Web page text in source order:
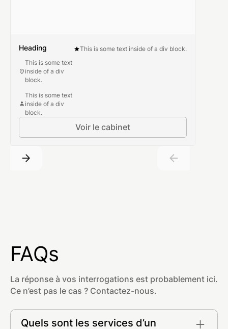
Heading
This is some text
inside of a div
block.
This is some text
inside of a div
block.
This is some text inside of a div block.
Voir le cabinet
FAQs
La réponse à vos interrogations est probablement ici.
Ce n’est pas le cas ? Contactez-nous.
Quels sont les services d’un